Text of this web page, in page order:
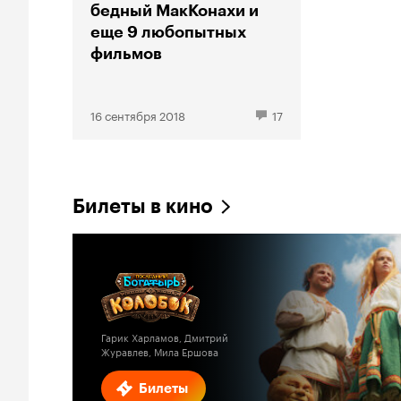
бедный МакКонахи и
еще 9 любопытных
фильмов
16 сентября 2018 17
Билеты в кино
Билеты
Гарик Харламов, Дмитрий
Журавлев, Мила Ершова